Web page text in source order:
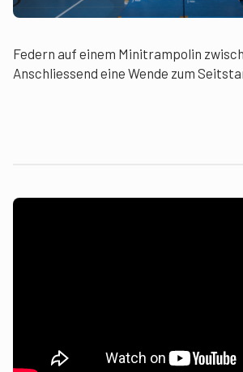
Federn auf einem Minitrampolin
Anschliessend eine Wende zum